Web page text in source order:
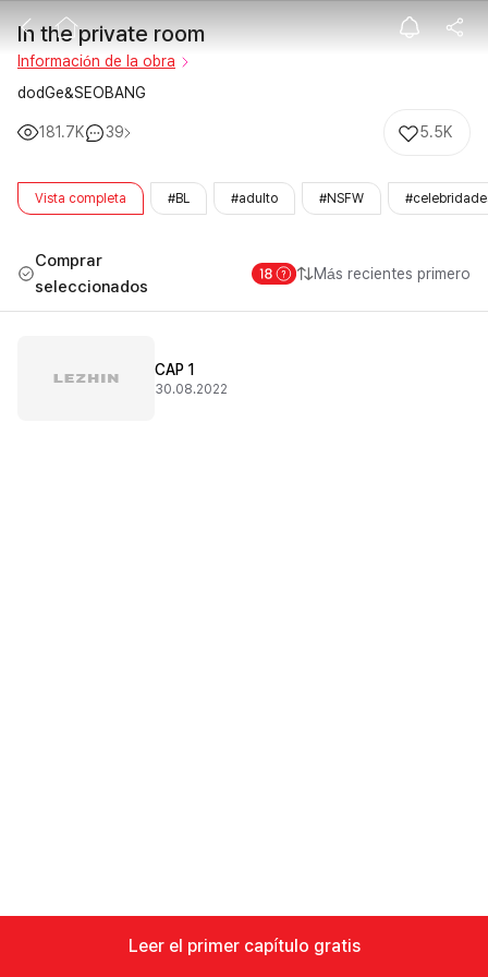
In the private
In the private room
Información de la obra
dodGe&SEOBANG
181.7K 39 5.5K
Vista completa #BL #adulto #NSFW
Comprar
seleccionados
Más recientes primero
CAP 1
30.08.2022
Leer el primer capítulo gratis